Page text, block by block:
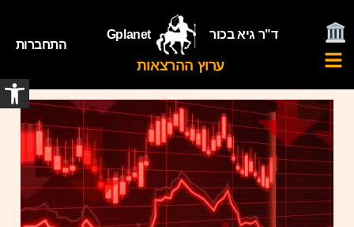
ד"ר גיא בכור Gplanet
ערוץ ההרצאות
התחברות